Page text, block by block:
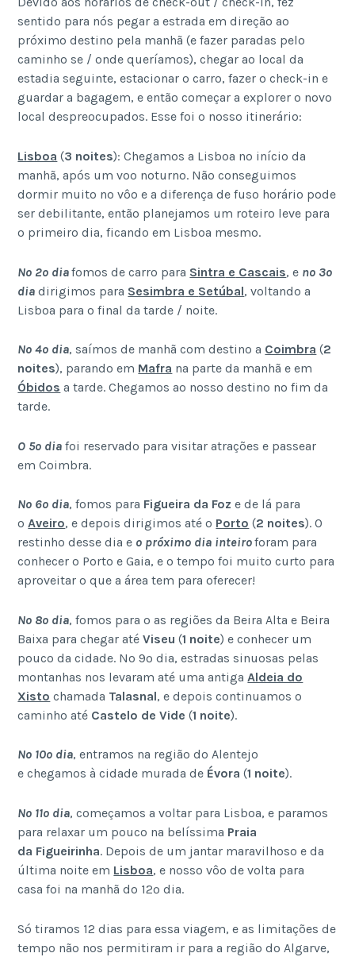
sentido para nós pegar a estrada em direção ao
próximo destino pela manhã (e fazer paradas pelo
caminho se / onde queríamos), chegar ao local da
estadia seguinte, estacionar o carro, fazer o check-in e
guardar a bagagem, e então começar a explorer o novo
local despreocupados. Esse foi o nosso itinerário:
Lisboa (3 noites): Chegamos a Lisboa no início da
manhã, após um voo noturno. Não conseguimos
dormir muito no vôo e a diferença de fuso horário pode
ser debilitante, então planejamos um roteiro leve para
o primeiro dia, ficando em Lisboa mesmo.
No 2º diafomos de carro para Sintra e Cascais, e no 3º
diadirigimos para Sesimbra e Setúbal, voltando a
Lisboa para o final da tarde / noite.
No 4º dia, saímos de manhã com destino a Coimbra (2
noites), parando em Mafra na parte da manhã e em
Óbidos a tarde. Chegamos ao nosso destino no fim da
tarde.
O 5º dia foi reservado para visitar atrações e passear
em Coimbra.
No 6º dia, fomos para Figueira da Foz e de lá para
oAveiro, e depois dirigimos até o Porto (2 noites). O
restinho desse dia e o próximo dia inteiroforam para
conhecer o Porto e Gaia, e o tempo foi muito curto para
aproveitar o que a área tem para oferecer!
No 8º dia, fomos para o as regiões da Beira Alta e Beira
Baixa para chegar atéViseu (1 noite) e conhecer um
pouco da cidade. No 9º dia, estradas sinuosas pelas
montanhas nos levaram até uma antigaAldeia do
Xisto chamada Talasnal, e depois continuamos o
caminho até Castelo de Vide (1 noite).
No 10º dia, entramos na região do Alentejo
e chegamos à cidade murada de Évora (1 noite).
No 11º dia, começamos a voltar para Lisboa, e paramos
para relaxar um pouco na belíssima Praia
da Figueirinha. Depois de um jantar maravilhoso e da
última noite em Lisboa, e nosso vôo de volta para
casa foi na manhã do 12º dia.
Só tiramos 12 dias para essa viagem, e as limitações de
tempo não nos permitiram ir para a região do Algarve,